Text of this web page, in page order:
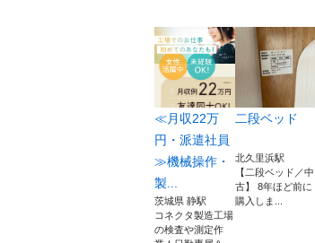
≪月収22万
円・派遣社員
≫機械操作・
製...
茨城県 静駅
コネクタ製造工場
の検査や測定作
二段ベッド
北久里浜駅
【二段ベッド／中
古】 8年ほど前に
購入しま...